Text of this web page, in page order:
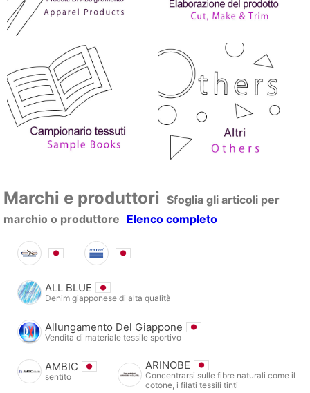
Marchi e produttori Sfoglia gli articoli per
marchio o produttore Elenco completo
ALL BLUE
Denim giapponese di alta qualità
Allungamento Del Giappone
Vendita di materiale tessile sportivo
AMBIC
sentito
ARINOBE
Concentrarsi sulle fibre naturali come il
cotone, i filati tessili tinti